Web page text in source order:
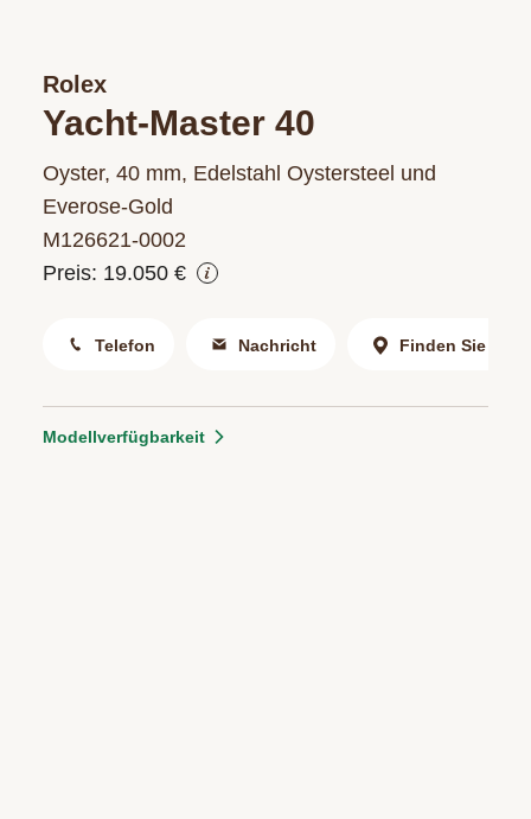
Rolex
Yacht-Master 40
Oyster, 40 mm, Edelstahl Oystersteel und
Everose-Gold
M126621‑0002
Preis: 19.050 €
Telefon Nachricht Finden Sie uns
Modellverfügbarkeit